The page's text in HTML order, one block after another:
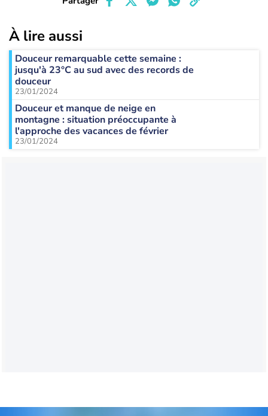
À lire aussi
Douceur remarquable cette semaine :
jusqu'à 23°C au sud avec des records de
douceur
23/01/2024
Douceur et manque de neige en
montagne : situation préoccupante à
l'approche des vacances de février
23/01/2024